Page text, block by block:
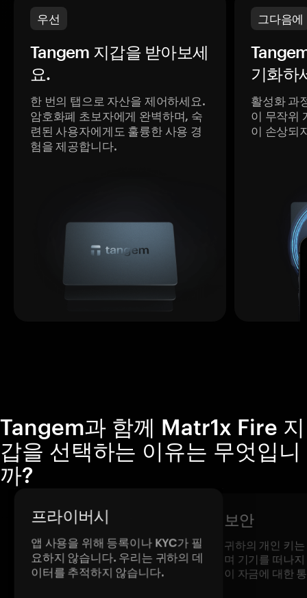
우선
Tangem 지갑을 받아보세
요.
한 번의 탭으로 자산을 제어하세요.
암호화폐 초보자에게 완벽하며, 숙
련된 사용자에게도 훌륭한 사용 경
험을 제공합니다.
그다음에
기화하
활성화 과
이 무작위
이 손상되
Tangem과 함께 Matr1x Fire 지
갑을 선택하는 이유는 무엇입니
까?
프라이버시
앱 사용을 위해 등록이나 KYC가 필
요하지 않습니다. 우리는 귀하의 데
이터를 추적하지 않습니다.
보안
귀하의 개인 키
며 기기를 떠나
이 자금에 대한